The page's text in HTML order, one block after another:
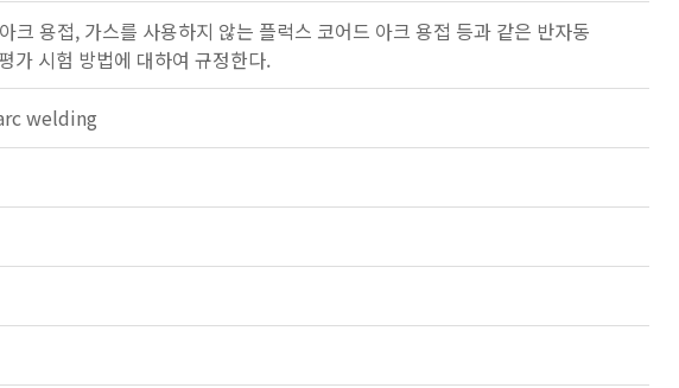
용접, 가스를 사용하지 않는 플럭스 코어드 아크 용접 등과 같은 반자동
가 시험 방법에 대하여 규정한다.
welding